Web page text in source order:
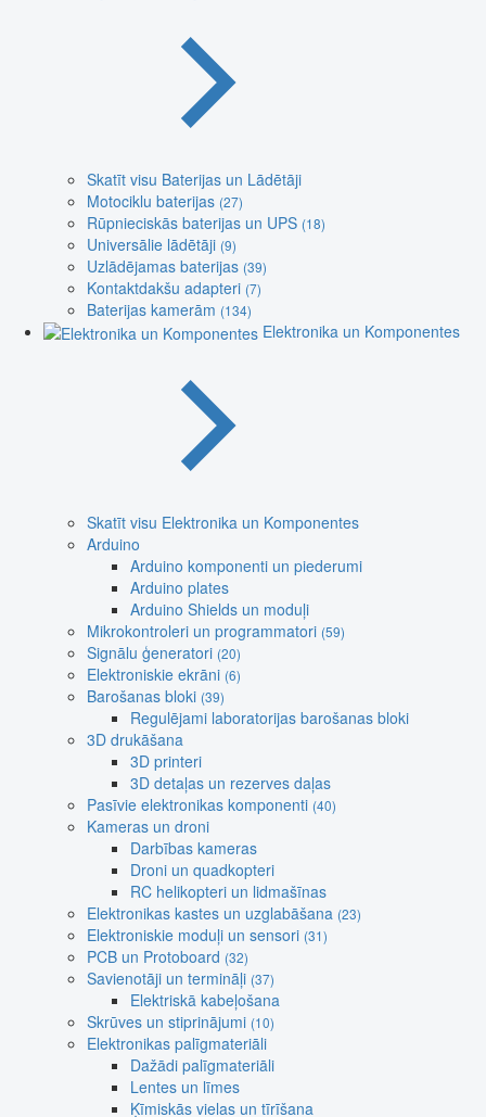
Skatīt visu Baterijas un Lādētāji
Motociklu baterijas (27)
Rūpnieciskās baterijas un UPS (18)
Universālie lādētāji (9)
Uzlādējamas baterijas (39)
Kontaktdakšu adapteri (7)
Baterijas kamerām (134)
Elektronika un Komponentes
Skatīt visu Elektronika un Komponentes
Arduino
Arduino komponenti un piederumi
Arduino plates
Arduino Shields un moduļi
Mikrokontroleri un programmatori (59)
Signālu ģeneratori (20)
Elektroniskie ekrāni (6)
Barošanas bloki (39)
Regulējami laboratorijas barošanas bloki
3D drukāšana
3D printeri
3D detaļas un rezerves daļas
Pasīvie elektronikas komponenti (40)
Kameras un droni
Darbības kameras
Droni un quadkopteri
RC helikopteri un lidmašīnas
Elektronikas kastes un uzglabāšana (23)
Elektroniskie moduļi un sensori (31)
PCB un Protoboard (32)
Savienotāji un termināļi (37)
Elektriskā kabeļošana
Skrūves un stiprinājumi (10)
Elektronikas palīgmateriāli
Dažādi palīgmateriāli
Lentes un līmes
Ķīmiskās vielas un tīrīšana